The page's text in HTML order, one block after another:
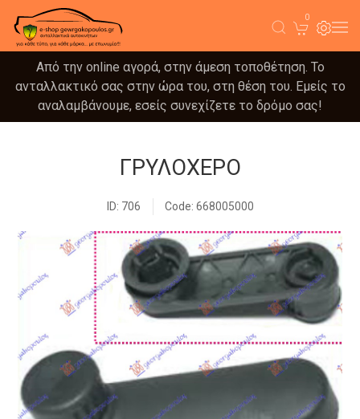
0
Από την online αγορά, στην άμεση τοποθέτηση. Το
ανταλλακτικό σας στην ώρα του, στη θέση του. Εμείς το
αναλαμβάνουμε, εσείς συνεχίζετε το δρόμο σας!
ΓΡΥΛΟΧΕΡΟ
ID: 706 Code: 668005000